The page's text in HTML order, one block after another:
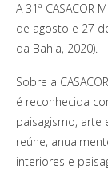
A 31ª CASACOR
de agosto e 27
da Bahia, 2020).
Sobre a
é reconhecida
paisagismo, arte
reúne,
interiores e